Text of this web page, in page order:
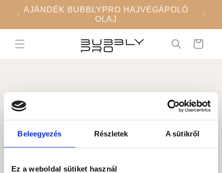
Beleegyezés Részletek A sütikről
Ez a weboldal sütiket használ
Ugrás a
tartalomhoz
AJÁNDÉK BUBBLYPRO HAJVÉGÁPOLÓ
OLAJ
Kosár
My Wishlist